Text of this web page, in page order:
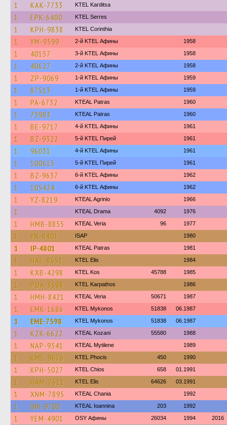
1 KAK-7733 ΚΤΕL Karditsa
1 EPK-6400 KTEL Serres
1 KPH-9838 KTEL Corinthia
1 YM-9599 2-й KTEL Афины 1958
1 40157 3-й KTEL Афины 1958
1 40627 2-й KTEL Афины 1958
1 ZP-9069 1-й KTEL Афины 1959
1 87513 1-й KTEL Афины 1959
1 PA-6732 KTEAL Patras 1960
1 73983 KTEAL Patras 1960
1 BE-9717 4-й KTEL Афины 1961
1 BZ-9322 5-й KTEL Пирей 1961
1 96031 4-й KTEL Афины 1961
1 100615 5-й KTEL Пирей 1961
1 BZ-9637 6-й KTEL Афины 1962
1 105424 6-й KTEL Афины 1962
1 YZ-8219 KTEAL Agrinio 1966
1 KTEAL Drama 4092 1976
1 HMB-8855 KTEAL Veria 96 1977
1 YN-8401 ISAP 1980
1 IP-4801 KTEAL Patras 1981
1 HAE-8651 KTEL Elis 1984
1 KXB-4298 KTEL Kos 45788 1985
1 POA-3398 ΚΤΕL Karpathos 1986
1 HMH-8421 KTEAL Veria 50671 1987
1 EMK-1686 KTEL Mykonos 51838 06.1987
1 EME-7598 KTEL Mykonos 51838 06.1987
1 KZK-6622 KTEAL Kozani 55580 1988
1 NAP-9541 KTEAL Mytilene 1989
1 KME-9676 ΚΤΕL Phocis 450 1990
1 KPH-5027 KTEL Chios 658 01.1991
1 HAM-7611 KTEL Elis 64626 03.1991
1 XNM-7895 KTEAL Chania 1992
1 INK-9700 KTEAL Ioannina 203 1992
1 YEM-4901 OSY Афины 26034 1994 2016